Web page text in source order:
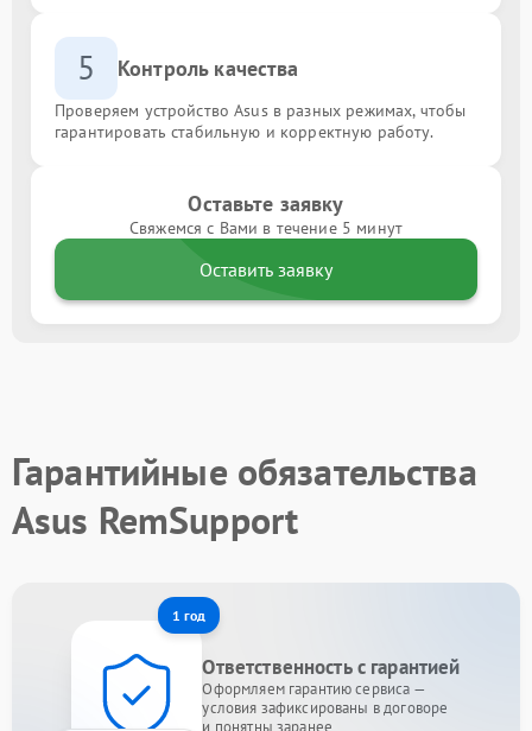
5 Контроль качества
Проверяем устройство Asus в разных режимах, чтобы
гарантировать стабильную и корректную работу.
Оставьте заявку
Свяжемся с Вами в течение 5 минут
Оставить заявку
Гарантийные обязательства
Asus RemSupport
1 год
Ответственность с гарантией
Оформляем гарантию сервиса —
условия зафиксированы в договоре
и понятны заранее.